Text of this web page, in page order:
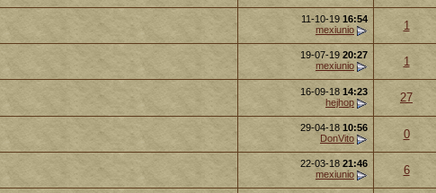
11-10-19 16:54
mexiunio
1
19-07-19 20:27
mexiunio
1
16-09-18 14:23
hejhop
27
29-04-18 10:56
DonVito
0
22-03-18 21:46
mexiunio
6